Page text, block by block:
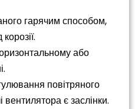
гарячим способом,
або
повітряного
вентилятора є заслінки.